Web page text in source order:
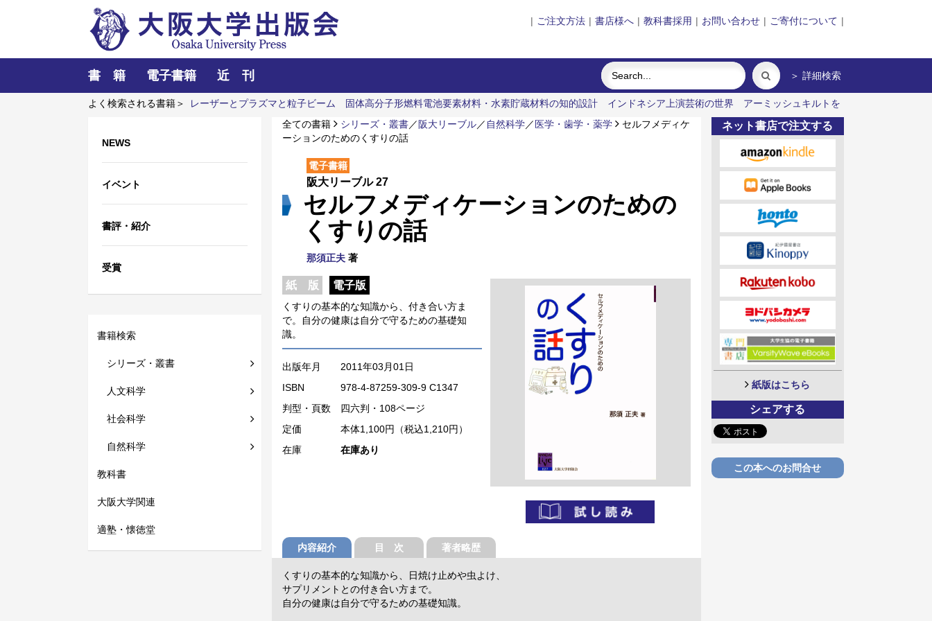
| ご注文方法 | 書店様へ | 教科書採用 | お問い合わせ | ご寄付について |
書 籍 電子書籍 近 刊 ＞ 詳細検索
よく検索される書籍＞ レーザーとプラズマと粒子ビーム 固体高分子形燃料電池要素材料・水素貯蔵材料の知的設計 インドネシア上演芸術の世界
アーミッシュキルトを
アートエリアB1 5周年記念記録集 上方遊歩46景 明治・大正・昭和の細菌学者たち
NEWS
イベント
書評・紹介
受賞
書籍検索
シリーズ・叢書
人文科学
社会科学
自然科学
教科書
大阪大学関連
適塾・懐徳堂
全ての書籍 シリーズ・叢書／ 阪大リーブル／ 自然科学／ 医学・歯学・薬学
セルフメディケ
ーションのためのくすりの話
電子書籍
阪大リーブル 27
セルフメディケーションのための
くすりの話
那須正夫 著
紙 版 電子版
くすりの基本的な知識から、付き合い方ま
で。自分の健康は自分で守るための基礎知
識。
出版年月
2011年03月01日
ISBN
978-4-87259-309-9 C1347
判型・頁数 四六判・108ページ
定価
本体1,100円（税込1,210円）
在庫
在庫あり
内容紹介 目 次 著者略歴
くすりの基本的な知識から、日焼け止めや虫よけ、
サプリメントとの付き合い方まで。
自分の健康は自分で守るための基礎知識。
ネット書店で注文する
紙版はこちら
シェアする
この本へのお問合せ